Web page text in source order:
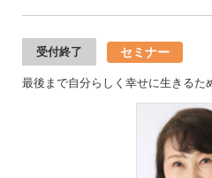
受付終了 セミナー
最後まで自分らしく幸せに生きるた